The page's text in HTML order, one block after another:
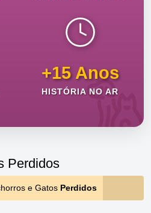
+15 Anos
HISTÓRIA NO AR
Perdidos
e Gatos Perdidos